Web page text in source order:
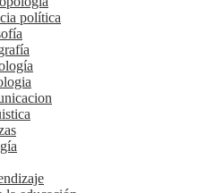
política